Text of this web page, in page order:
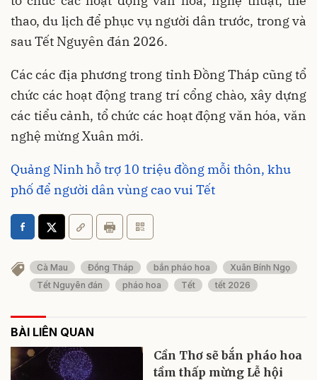
thao, du lịch để phục vụ người dân trước, trong và
sau Tết Nguyên đán 2026.
Các các địa phương trong tỉnh Đồng Tháp cũng tổ
chức các hoạt động trang trí cổng chào, xây dựng
các tiểu cảnh, tổ chức các hoạt động văn hóa, văn
nghệ mừng Xuân mới.
Quảng Ninh hỗ trợ 10 triệu đồng mỗi thôn, khu
phố để người dân vùng cao vui Tết
Cà Mau Đồng Tháp bắn pháo hoa
Xuân Bính Ngọ
Tết Nguyên đán
pháo hoa Tết tết 2026
BÀI LIÊN QUAN
Cần Thơ sẽ bắn pháo hoa
tầm thấp mừng Lễ hội